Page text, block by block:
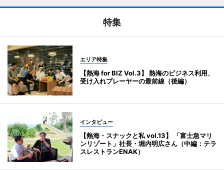
特集
エリア特集
【熱海 for BIZ Vol.3】 熱海のビジネス利用、
受け入れプレーヤーの最前線（後編）
インタビュー
【熱海・スナックと私 vol.13】 「富士急マリ
ンリゾート」社長・堀内明広さん（中編：テラ
スレストランENAK）